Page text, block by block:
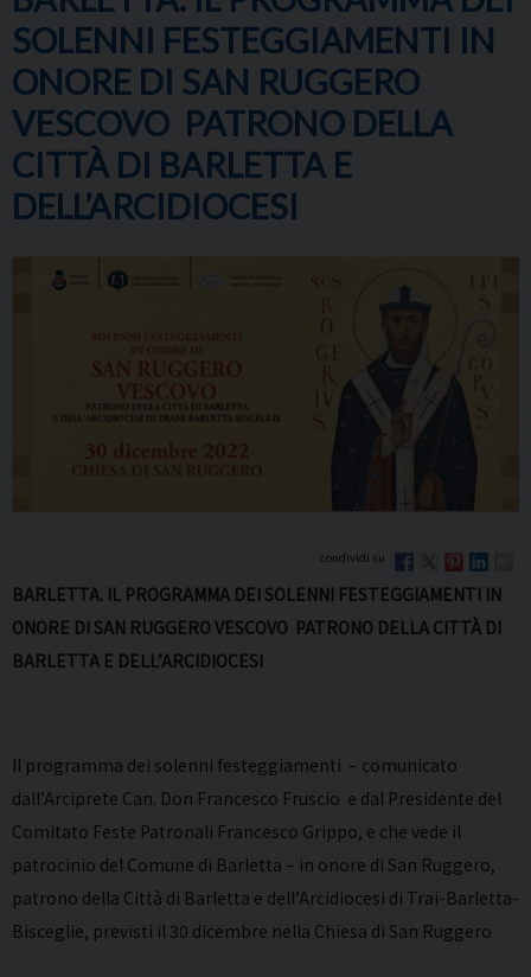
SOLENNI FESTEGGIAMENTI IN
ONORE DI SAN RUGGERO
VESCOVO PATRONO DELLA
CITTÀ DI BARLETTA E
DELL’ARCIDIOCESI
BARLETTA. IL PROGRAMMA DEI SOLENNI FESTEGGIAMENTI IN
ONORE DI SAN RUGGERO VESCOVO PATRONO DELLA CITTÀ DI
BARLETTA E DELL’ARCIDIOCESI
Il programma dei solenni festeggiamenti – comunicato
dall’Arciprete Can. Don Francesco Fruscio e dal Presidente del
Comitato Feste Patronali Francesco Grippo, e che vede il
patrocinio del Comune di Barletta – in onore di San Ruggero,
patrono della Città di Barletta e dell’Arcidiocesi di Trai-Barletta-
Bisceglie, previsti il 30 dicembre nella Chiesa di San Ruggero